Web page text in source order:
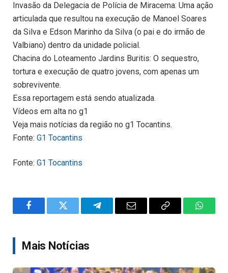
Invasão da Delegacia de Polícia de Miracema: Uma ação
articulada que resultou na execução de Manoel Soares
da Silva e Edson Marinho da Silva (o pai e do irmão de
Valbiano) dentro da unidade policial.
Chacina do Loteamento Jardins Buritis: O sequestro,
tortura e execução de quatro jovens, com apenas um
sobrevivente.
Essa reportagem está sendo atualizada.
Vídeos em alta no g1
Veja mais notícias da região no g1 Tocantins.
Fonte: G1 Tocantins
Fonte: G1 Tocantins
FacebookTwitter TelegramEmail
Copy
Mais Notícias